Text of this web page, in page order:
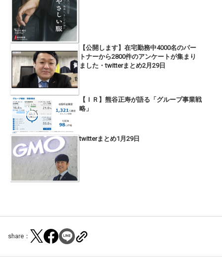
【公開します】在宅勤務中4000名のパー
トナーから2800件のアンケートが集まり
ました・twitterまとめ2月29日
【ＩＲ】熊谷正寿が語る「グループ事業戦
略」
twitterまとめ1月29日
share：